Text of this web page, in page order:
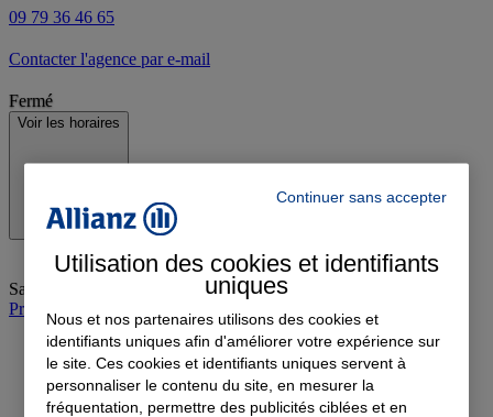
09 79 36 46 65
Contacter l'agence par e-mail
Fermé
Voir les horaires
Samedi
Prendre rendez-vous à l'agence
Continuer sans accepter
Utilisation des cookies et identifiants
uniques
Nous et nos partenaires utilisons des cookies et
identifiants uniques afin d'améliorer votre expérience sur
le site. Ces cookies et identifiants uniques servent à
personnaliser le contenu du site, en mesurer la
fréquentation, permettre des publicités ciblées et en